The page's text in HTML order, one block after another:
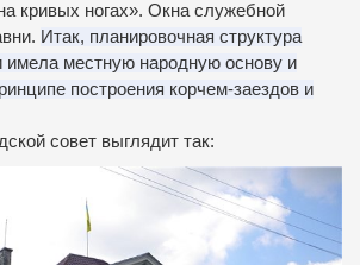
кривых ногах». Окна служебной
Итак, планировочная структура
имела местную народную основу и
построения корчем-заездов и
совет выглядит так: